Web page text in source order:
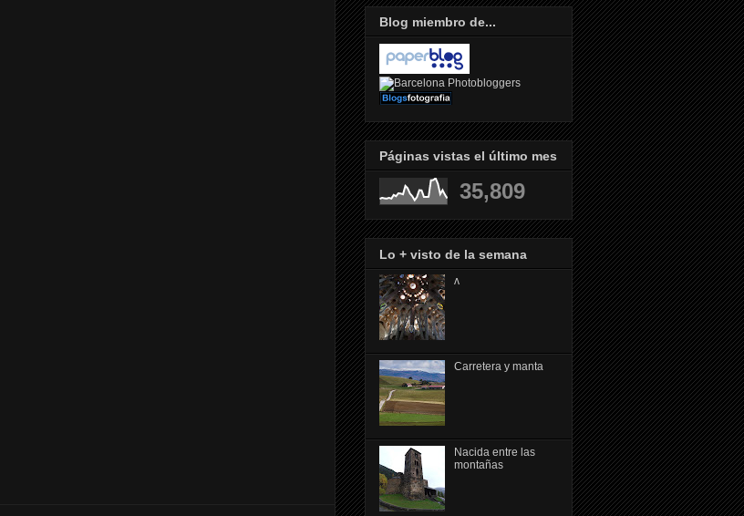
Blog miembro de...
Páginas vistas el último mes
35,809
Lo + visto de la semana
ᴧ
Carretera y manta
Nacida entre las
montañas